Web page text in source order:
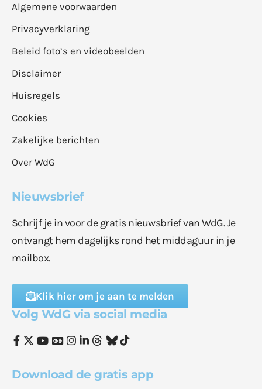
Algemene voorwaarden
Privacyverklaring
Beleid foto’s en videobeelden
Disclaimer
Huisregels
Cookies
Zakelijke berichten
Over WdG
Nieuwsbrief
Schrijf je in voor de gratis nieuwsbrief van WdG. Je
ontvangt hem dagelijks rond het middaguur in je
mailbox.
Klik hier om je aan te melden
Volg WdG via social media
Download de gratis app